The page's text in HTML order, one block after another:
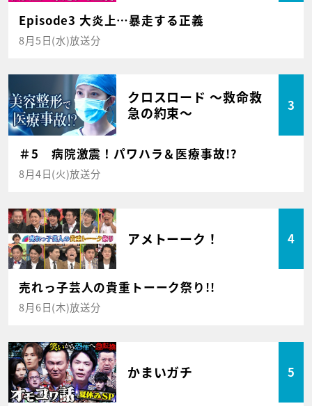
Episode3 大炎上…暴走する正義
8月5日(水)放送分
クロスロード ～救命救
急の約束～
3
＃5 病院激震！パワハラ＆医療事故!?
8月4日(火)放送分
アメトーーク！ 4
売れっ子芸人の貴重トーーク祭り!!
8月6日(木)放送分
かまいガチ 5